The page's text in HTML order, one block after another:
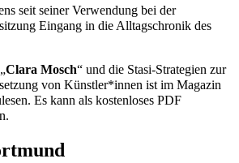
seit seiner Verwendung bei der
Eingang in die Alltagschronik des
Clara Mosch“ und die Stasi-Strategien zur
von Künstler*innen ist im Magazin
Es kann als kostenloses PDF